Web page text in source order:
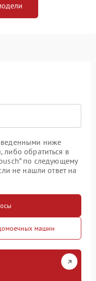
ниже
обратиться в
по следующему
не нашли ответ на
машин